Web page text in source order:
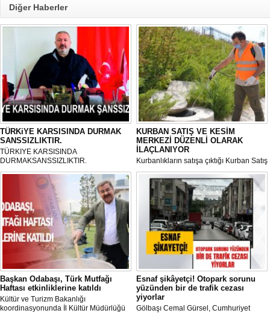
Diğer Haberler
TÜRKiYE KARSISINDA DURMAK
SANSSIZLIKTIR.
TÜRKIYE KARSISINDA
DURMAKSANSSIZLIKTIR.
KURBAN SATIŞ VE KESİM
MERKEZİ DÜZENLİ OLARAK
İLAÇLANIYOR
Kurbanlıkların satışa çıktığı Kurban Satış
ve Kesim Merkezi, haşere ve
mikropların önüne geçilmesi amacıyla
her gün Gölbaşı Belediyesi ekipleri
tarafından düzenli olarak ilaçlanıyor.
Başkan Odabaşı, Türk Mutfağı
Haftası etkinliklerine katıldı
Kültür ve Turizm Bakanlığı
koordinasyonunda İl Kültür Müdürlüğü
Esnaf şikâyetçi! Otopark sorunu
yüzünden bir de trafik cezası
yiyorlar
Gölbaşı Cemal Gürsel, Cumhuriyet